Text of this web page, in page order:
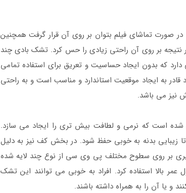
صورت تماشای فیلم بتوان بر روی آن قرار گرفت همچنین
نتیجه بر روی آن راحتی زیادی را حس کرد. تشک بادی چند
که بدون ایجاد حساسیت و تعریق برای استفاده تمامی
به ایجاد موقعیت استاندارد و مناسب است و به راحتی
نیز می باشد.
است که نرمی و لطافت بیش تری را ایجاد می سازد.
بدنه به خوبی حفظ شود. در بخش کف نیز به دلیل
بر روی سطوح مختلف پی وی سی از نوع چند لایه شده
بالا استفاده کرد. افراد به خوبی می توانند این تشک
و یا آن را به همراه داشته باشند.